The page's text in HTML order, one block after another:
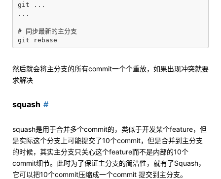
git ...
...
# 同步最新的主分支
然后就会将主分支的所有commit一个个重放，如果出现冲突就要
求解决
squash
squash是用于合并多个commit的，类似于开发某个feature，但
是实际这个分支上可能提交了10个commit，但是合并到主分支
的时候，其实主分支只关心这个feature而不是内部的10个
commit细节。此时为了保证主分支的简洁性，就有了Squash，
它可以把10个commit压缩成一个commit 提交到主分支。